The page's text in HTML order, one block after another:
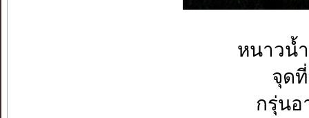
หนาวน้
จุด
กรุ่นอ